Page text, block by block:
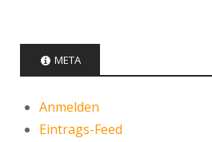
META
Anmelden
Eintrags-Feed